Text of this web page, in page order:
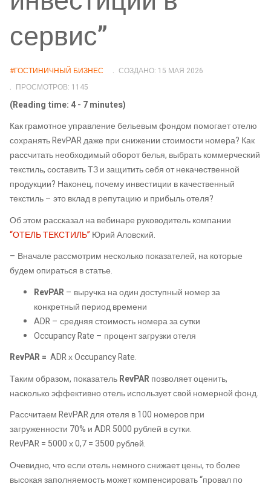
сервис”
#ГОСТИНИЧНЫЙ БИЗНЕС
СОЗДАНО: 15 МАЯ 2026
ПРОСМОТРОВ: 1145
(Reading time: 4 - 7 minutes)
Как грамотное управление бельевым фондом помогает отелю
сохранять RevPAR даже при снижении стоимости номера? Как
рассчитать необходимый оборот белья, выбрать коммерческий
текстиль, составить ТЗ и защитить себя от некачественной
продукции? Наконец, почему инвестиции в качественный
текстиль – это вклад в репутацию и прибыль отеля?
Об этом рассказал на вебинаре руководитель компании
“ОТЕЛЬ ТЕКСТИЛЬ” Юрий Аловский.
– Вначале рассмотрим несколько показателей, на которые
будем опираться в статье.
RevPAR – выручка на один доступный номер за
конкретный период времени
ADR – средняя стоимость номера за сутки
Occupancy Rate – процент загрузки отеля
RevPAR = ADR х Occupancy Rate.
Таким образом, показательRevPAR позволяет оценить,
насколько эффективно отель использует свой номерной фонд.
Рассчитаем RevPAR для отеля в 100 номеров при
загруженности 70% и ADR 5000 рублей в сутки.
RevPAR = 5000 х 0,7 = 3500 рублей.
Очевидно, что если отель немного снижает цены, то более
высокая заполняемость может компенсировать “провал по